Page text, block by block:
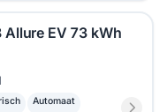
EV 73 kWh
Automaat